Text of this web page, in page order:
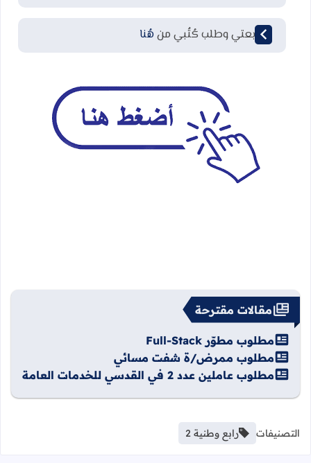
لمتابعتي وطلب كُتُبي من هُنا
مقالات مقترحة
مطلوب مطوّر Full-Stack
مطلوب ممرض/ة شفت مسائي
مطلوب عاملين عدد 2 في القدسي للخدمات العامة
التصنيفات رابع وطنية 2